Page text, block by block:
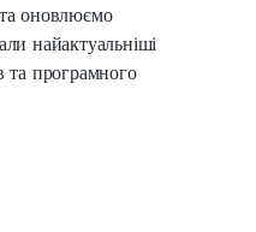
оновлюємо
найактуальніші
та програмного